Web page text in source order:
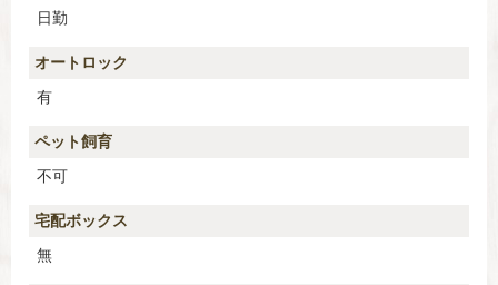
日勤
オートロック
有
ペット飼育
不可
宅配ボックス
無